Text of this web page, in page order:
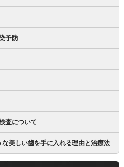
予防
査について
美しい歯を手に入れる理由と治療法